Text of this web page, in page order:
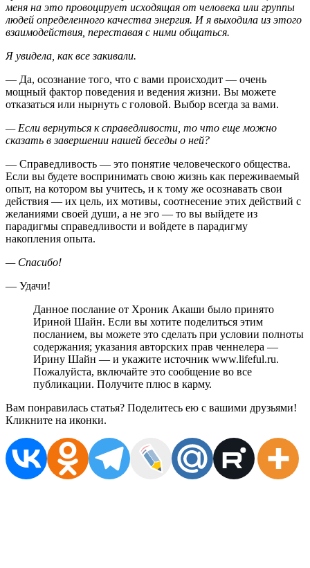
меня на это провоцирует исходящая от человека или группы
людей определенного качества энергия. И я выходила из этого
взаимодействия, переставая с ними общаться.
Я увидела, как все закивали.
— Да, осознание того, что с вами происходит — очень
мощный фактор поведения и ведения жизни. Вы можете
отказаться или нырнуть с головой. Выбор всегда за вами.
— Если вернуться к справедливости, то что еще можно
сказать в завершении нашей беседы о ней?
— Справедливость — это понятие человеческого общества.
Если вы будете воспринимать свою жизнь как переживаемый
опыт, на котором вы учитесь, и к тому же осознавать свои
действия — их цель, их мотивы, соотнесение этих действий с
желаниями своей души, а не эго — то вы выйдете из
парадигмы справедливости и войдете в парадигму
накопления опыта.
— Спасибо!
— Удачи!
Данное послание от Хроник Акаши было принято
Ириной Шайн. Если вы хотите поделиться этим
посланием, вы можете это сделать при условии полноты
содержания; указания авторских прав ченнелера —
Ирину Шайн — и укажите источник www.lifeful.ru.
Пожалуйста, включайте это сообщение во все
публикации. Получите плюс в карму.
Вам понравилась статья? Поделитесь ею с вашими друзьями!
Кликните на иконки.